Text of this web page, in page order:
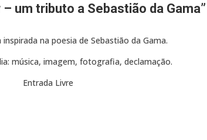
um tributo a Sebastião da Gama”
na poesia de Sebastião da Gama.
música, imagem, fotografia, declamação.
Entrada Livre